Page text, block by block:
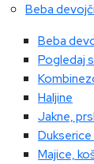
Beba
Beba
Pogledaj
Haljine
Jakne,
Majice,